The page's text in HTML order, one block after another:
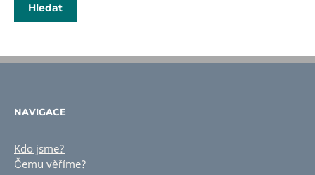
NAVIGACE
Kdo jsme?
Čemu věříme?